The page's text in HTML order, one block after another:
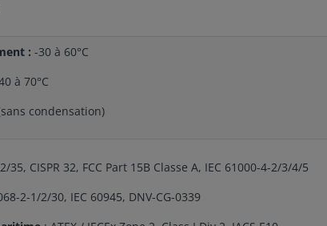
: -30 à 60°C
à 70°C
condensation)
35, CISPR 32, FCC Part 15B Classe A, IEC 61000-4-2/3/4/5
2-1/2/30, IEC 60945, DNV-CG-0339